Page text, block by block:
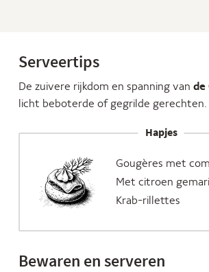
Serveertips
De zuivere rijkdom en spanning van de
licht beboterde of gegrilde gerechten.
Hapjes
Gougères met
Met citroen
Krab-rillettes
Bewaren en serveren